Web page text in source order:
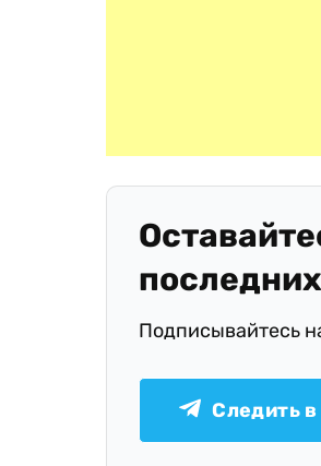
Подписывайтесь
Следить